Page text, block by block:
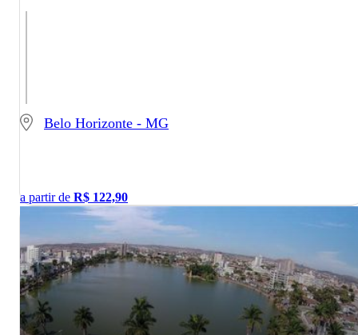
Belo Horizonte - MG
a partir de R$ 122,90